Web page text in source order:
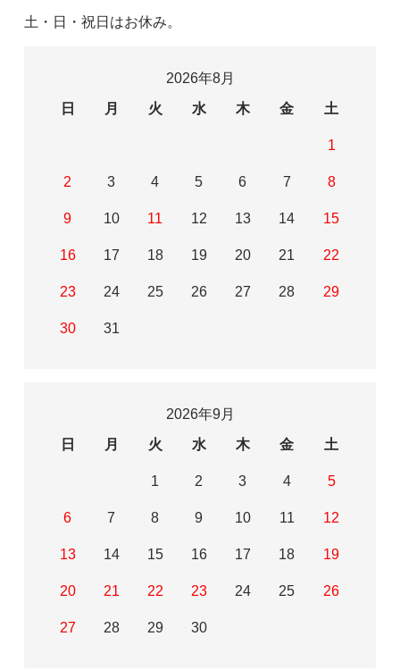
土・日・祝日はお休み。
2026年8月
日
月 火 水 木 金 土
1
2 3 4 5 6 7 8
9 10 11 12 13 14 15
16 17 18 19 20 21 22
23 24 25 26 27 28 29
30 31
2026年9月
日
月 火 水 木 金 土
1 2 3 4 5
6 7 8 9 10 11 12
13 14 15 16 17 18 19
20 21 22 23 24 25 26
27 28 29 30